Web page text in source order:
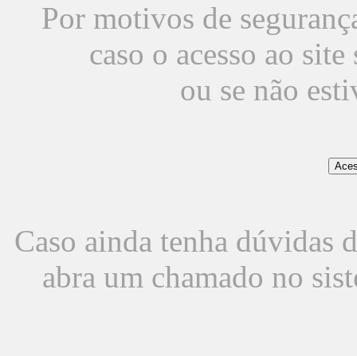
Por motivos de
caso o acesso ao
ou se não
Caso ainda tenha dúvidas
abra um chamado no